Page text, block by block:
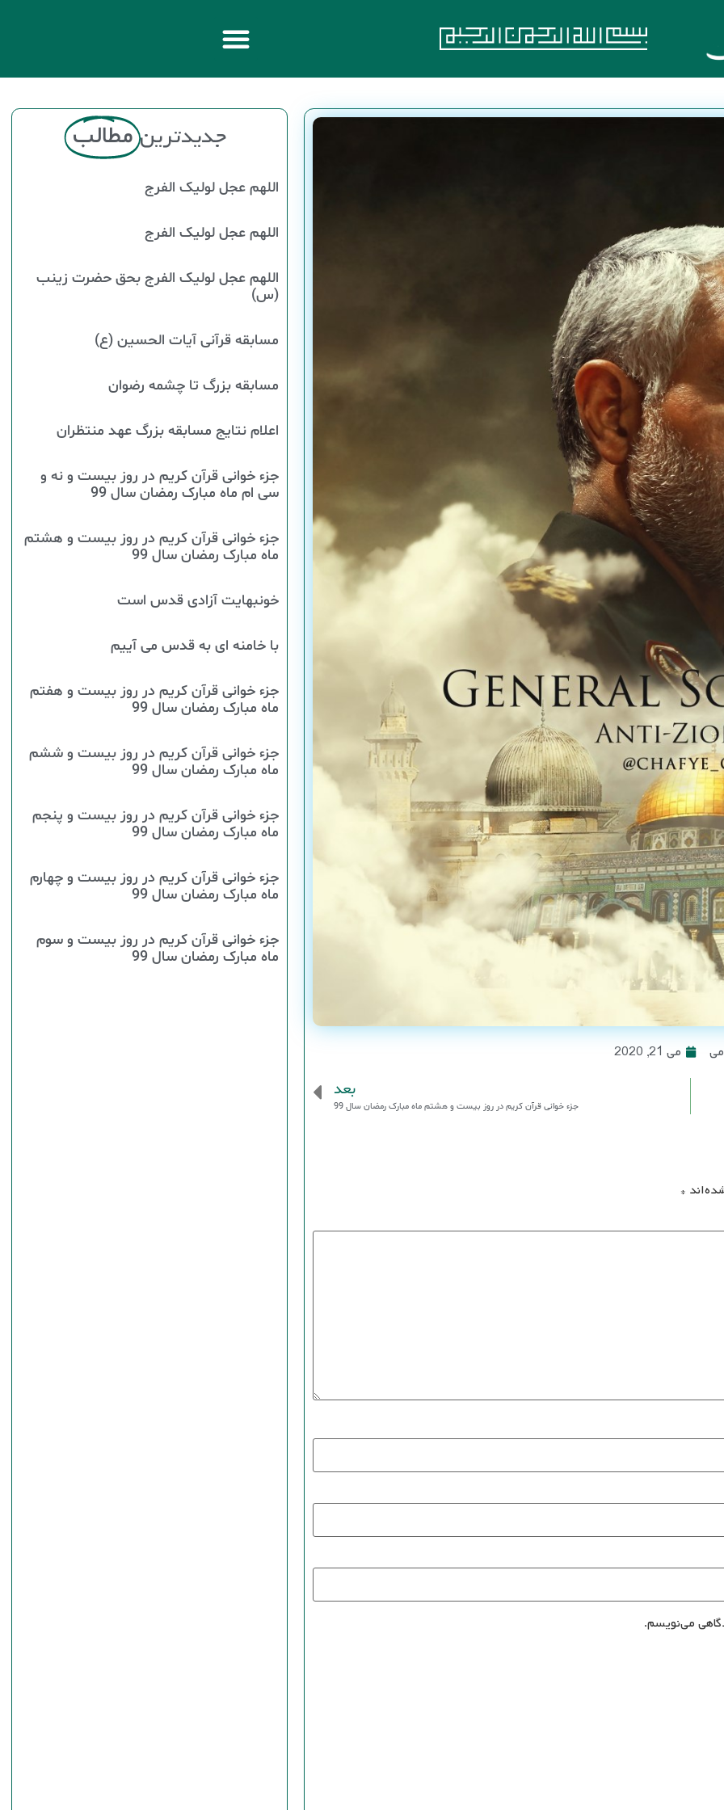
می 21, 2020
بعد
جزء خوانی قرآن کریم در روز بیست و هشتم ماه مبارک رمضان سال 99
*
می‌نویسم.
جدیدترین مطالب
اللهم عجل لولیک الفرج
اللهم عجل لولیک الفرج
اللهم عجل لولیک الفرج بحق حضرت زینب
(س)
مسابقه قرآنی آیات الحسین (ع)
مسابقه بزرگ تا چشمه رضوان
اعلام نتایج مسابقه بزرگ عهد منتظران
جزء خوانی قرآن کریم در روز بیست و نه و
سی ام ماه مبارک رمضان سال 99
جزء خوانی قرآن کریم در روز بیست و هشتم
ماه مبارک رمضان سال 99
خونبهایت آزادی قدس است
با خامنه ای به قدس می آییم
جزء خوانی قرآن کریم در روز بیست و هفتم
ماه مبارک رمضان سال 99
جزء خوانی قرآن کریم در روز بیست و ششم
ماه مبارک رمضان سال 99
جزء خوانی قرآن کریم در روز بیست و پنجم
ماه مبارک رمضان سال 99
جزء خوانی قرآن کریم در روز بیست و چهارم
ماه مبارک رمضان سال 99
جزء خوانی قرآن کریم در روز بیست و سوم
ماه مبارک رمضان سال 99